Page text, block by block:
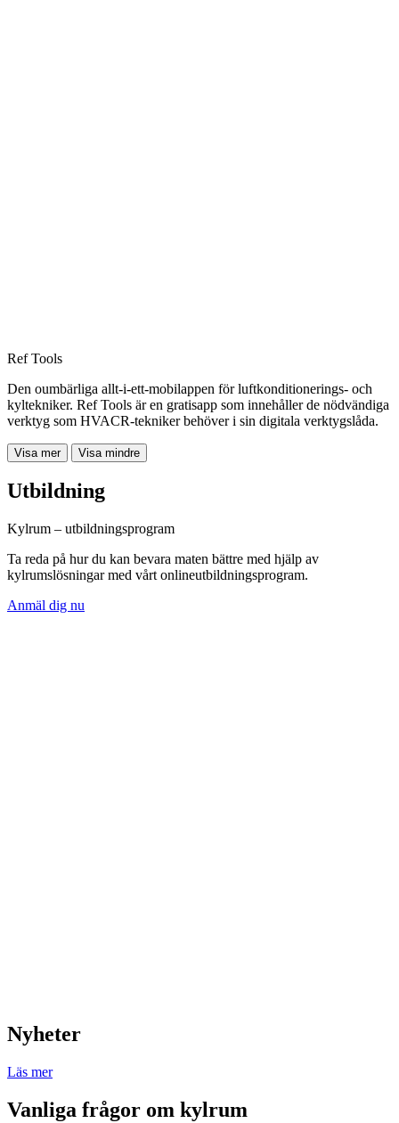
Ref Tools
Den oumbärliga allt-i-ett-mobilappen för luftkonditionerings- och
kyltekniker. Ref Tools är en gratisapp som innehåller de nödvändiga
verktyg som HVACR-tekniker behöver i sin digitala verktygslåda.
Visa mer Visa mindre
Utbildning
Kylrum – utbildningsprogram
Ta reda på hur du kan bevara maten bättre med hjälp av
kylrumslösningar med vårt onlineutbildningsprogram.
Anmäl dig nu
Nyheter
Läs mer
Vanliga frågor om kylrum